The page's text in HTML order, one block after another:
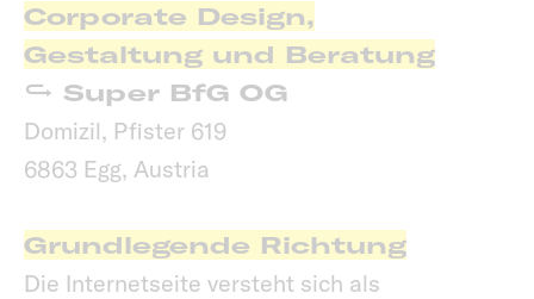
Corporate Design,
Gestaltung und Beratung
Super BfG OG
Domizil, Pfister 619
6863 Egg, Austria
Grundlegende Richtung
Die Internetseite versteht sich als